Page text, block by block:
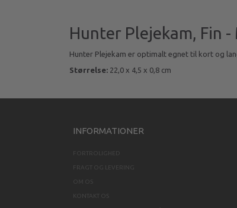
Hunter Plejekam, Fin -
Hunter Plejekam er optimalt egnet til kort og
Størrelse: 22,0 x 4,5 x 0,8 cm
INFORMATIONER
FORTROLIGHED
FRAGT OG LEVERING
OM OS
KONTAKT OS